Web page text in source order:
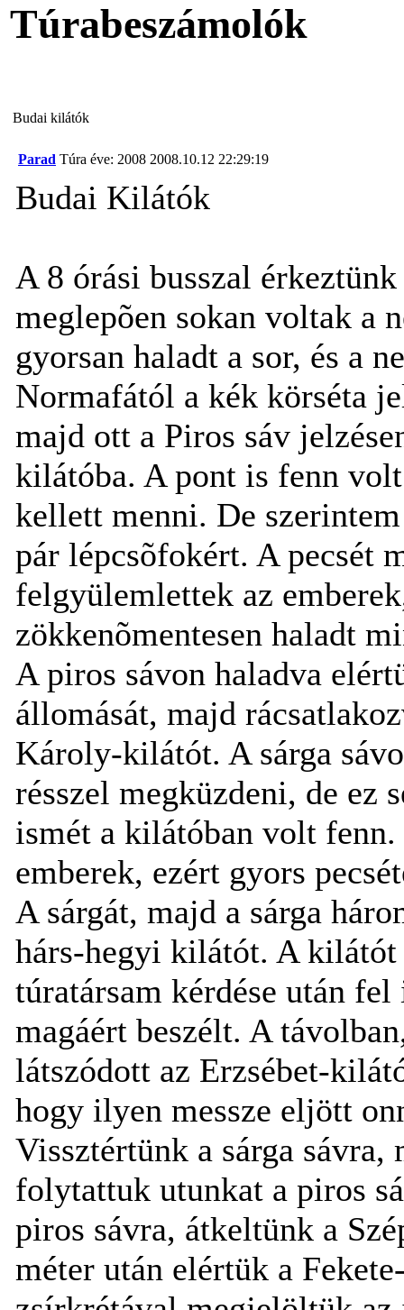
Túrabeszámolók
Budai kilátók
Parad Túra éve: 2008 2008.10.12 22:29:19
Budai Kilátók
A 8 órási busszal
meglepõen sokan voltak a
gyorsan haladt a sor, és a
Normafától a kék körséta
majd ott a Piros sáv
kilátóba. A pont is fenn
kellett menni. De
pár lépcsõfokért. A pecsét
felgyülemlettek az
zökkenõmentesen haladt
A piros sávon haladva
állomását, majd
Károly-kilátót. A sárga
résszel megküzdeni, de ez
ismét a kilátóban volt
emberek, ezért gyors
A sárgát, majd a sárga
hárs-hegyi kilátót. A
túratársam kérdése után
magáért beszélt. A
látszódott az Erzsébet-
hogy ilyen messze eljött
Vissztértünk a sárga sávra,
folytattuk utunkat a piros
piros sávra, átkeltünk a
méter után elértük a